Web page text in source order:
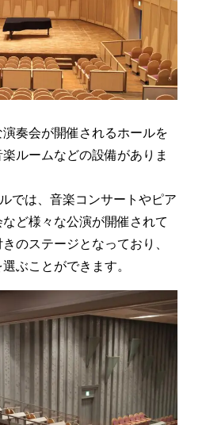
奏会が開催されるホールを
ルームなどの設備がありま
では、音楽コンサートやピア
ど様々な公演が開催されて
のステージとなっており、
ぶことができます。